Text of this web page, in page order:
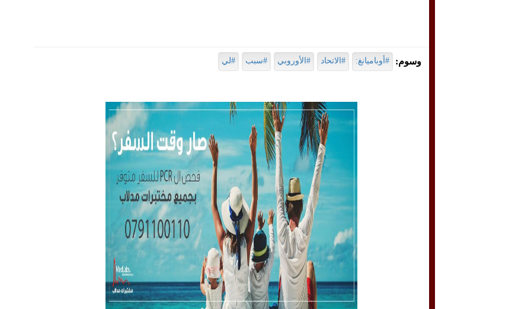
وسوم: #أوباميانغ: #الاتحاد #الأوروبي #سبب #لي